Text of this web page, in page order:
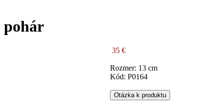
pohár
35 €
Rozmer: 13 cm
Kód: P0164
Otázka k produktu